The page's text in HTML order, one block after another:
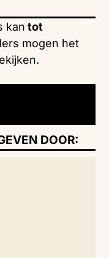
kan tot
mogen het
DOOR: